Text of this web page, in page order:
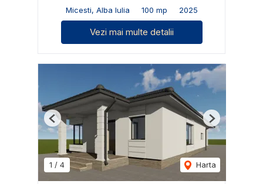
Micesti, Alba Iulia
100 mp 2025
Vezi mai multe detalii
1 / 4 Harta
Previous Next